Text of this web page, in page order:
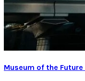
Museum of the